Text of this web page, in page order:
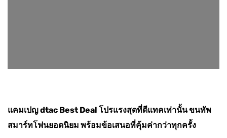
แคมเปญdtac Best Deal โปรแรงสุดที่ดีแทคเท่านั้น ขนทัพ
สมาร์ทโฟนยอดนิยม พร้อมข้อเสนอที่คุ้มค่ากว่าทุกครั้ง